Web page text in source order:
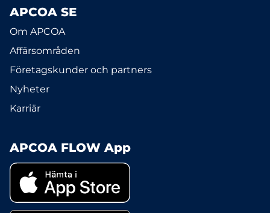
APCOA SE
Om APCOA
Affärsområden
Företagskunder och partners
Nyheter
Karriär
APCOA FLOW App